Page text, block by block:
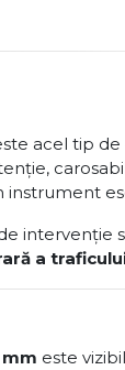
acel tip
a
este